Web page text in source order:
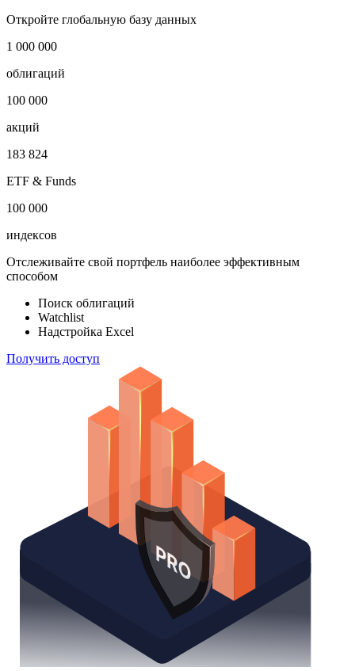
Откройте глобальную базу данных
1 000 000
облигаций
100 000
акций
183 824
ETF & Funds
100 000
индексов
Отслеживайте свой портфель наиболее эффективным
способом
Поиск облигаций
Watchlist
Надстройка Excel
Получить доступ